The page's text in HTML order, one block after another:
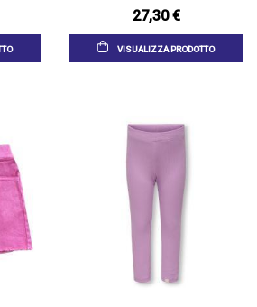
27,30 €
VISUALIZZA PRODOTTO